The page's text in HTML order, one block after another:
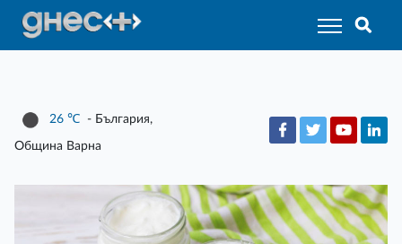
26 ℃ - България,
Община Варна